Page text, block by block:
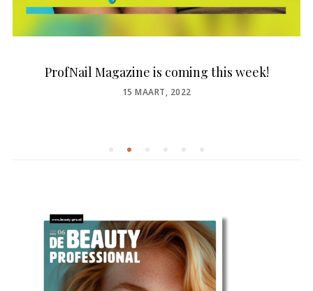
ProfNail Magazine is coming this week!
POSTED
15 MAART, 2022